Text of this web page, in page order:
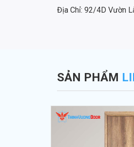
Địa Chỉ: 92/4D Vườn
SẢN PHẨM